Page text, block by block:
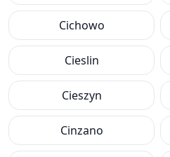
Cichowo
Cieslin
Cieszyn
Cinzano